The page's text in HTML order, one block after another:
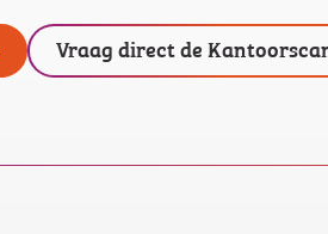
Vraag direct de